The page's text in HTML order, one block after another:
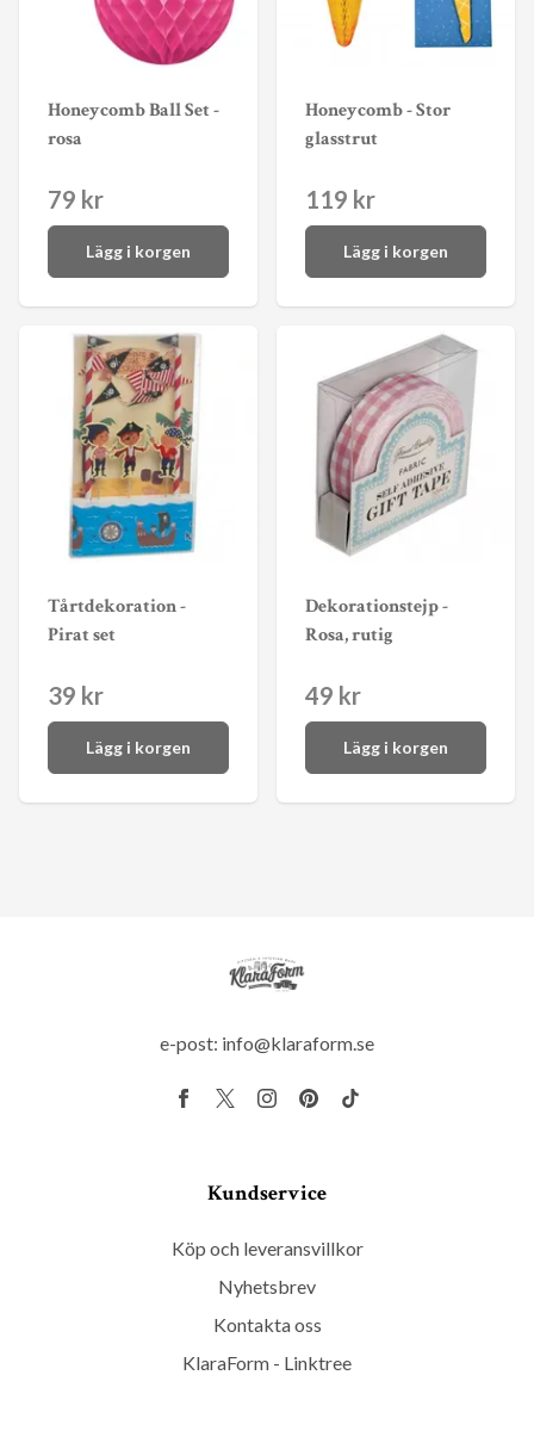
Honeycomb Ball Set -
rosa
79 kr
Lägg i korgen
Honeycomb - Stor
glasstrut
119 kr
Lägg i korgen
Tårtdekoration -
Pirat set
39 kr
Lägg i korgen
Dekorationstejp -
Rosa, rutig
49 kr
Lägg i korgen
e-post: info@klaraform.se
Kundservice
Köp och leveransvillkor
Nyhetsbrev
Kontakta oss
KlaraForm - Linktree